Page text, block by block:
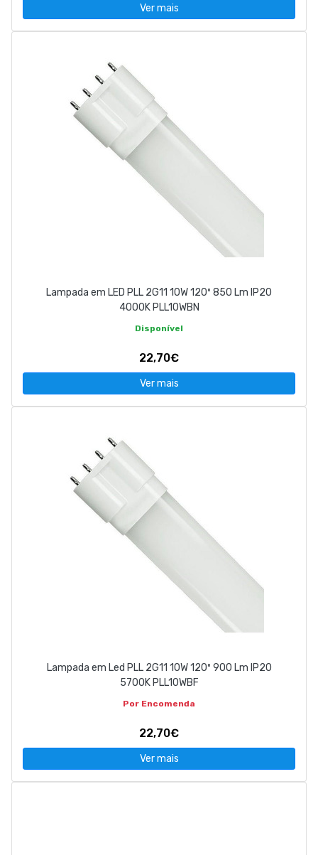
Ver mais
Lampada em LED PLL 2G11 10W 120º 850 Lm IP20
4000K PLL10WBN
Disponível
22,70€
Ver mais
Lampada em Led PLL 2G11 10W 120º 900 Lm IP20
5700K PLL10WBF
Por Encomenda
22,70€
Ver mais